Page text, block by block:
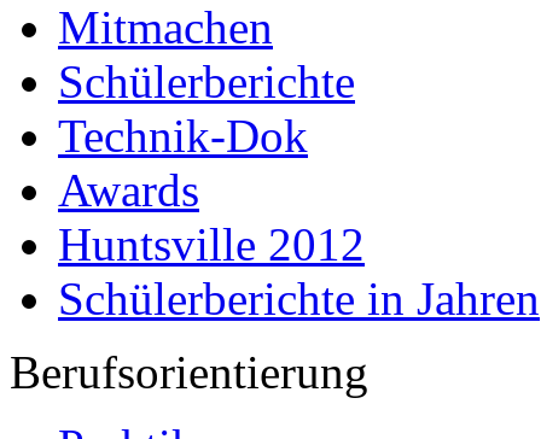
Mitmachen
Schülerberichte
Technik-Dok
Awards
Huntsville 2012
Schülerberichte in Jahren
Berufsorientierung